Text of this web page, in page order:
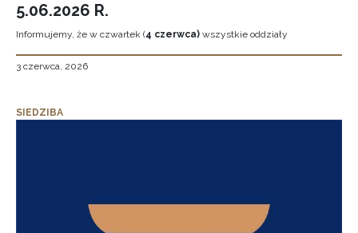
5.06.2026 R.
Informujemy, że w czwartek (4 czerwca) wszystkie oddziały
3 czerwca, 2026
SIEDZIBA